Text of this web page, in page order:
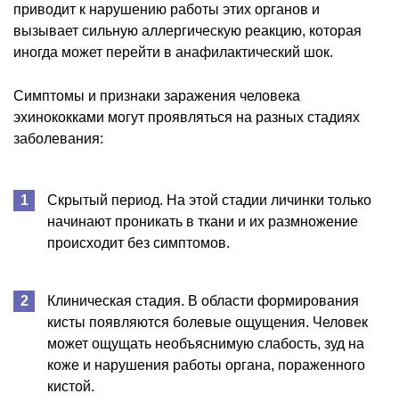
приводит к нарушению работы этих органов и
вызывает сильную аллергическую реакцию, которая
иногда может перейти в анафилактический шок.
Симптомы и признаки заражения человека
эхинококками могут проявляться на разных стадиях
заболевания:
Скрытый период. На этой стадии личинки только
начинают проникать в ткани и их размножение
происходит без симптомов.
Клиническая стадия. В области формирования
кисты появляются болевые ощущения. Человек
может ощущать необъяснимую слабость, зуд на
коже и нарушения работы органа, пораженного
кистой.